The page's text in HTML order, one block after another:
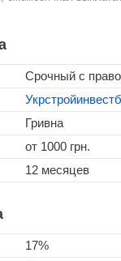
Срочный с
Гривна
от 1000 грн.
12 месяцев
17%